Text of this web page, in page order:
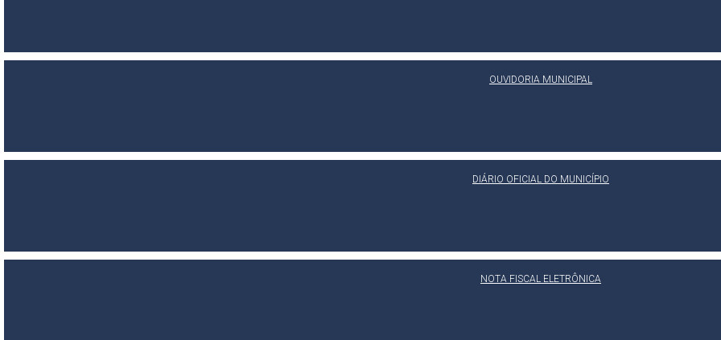
OUVIDORIA MUNICIPAL
DIÁRIO OFICIAL DO MUNICÍPIO
NOTA FISCAL ELETRÔNICA